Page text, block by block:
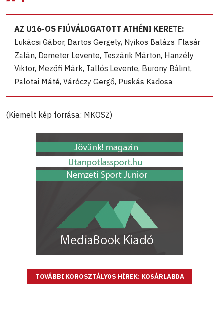
AZ U16-OS FIÚVÁLOGATOTT ATHÉNI KERETE:
Lukácsi Gábor, Bartos Gergely, Nyikos Balázs, Flasár
Zalán, Demeter Levente, Teszárik Márton, Hanzély
Viktor, Mezőfi Márk, Tallós Levente, Burony Bálint,
Palotai Máté, Váróczy Gergő, Puskás Kadosa
(Kiemelt kép forrása: MKOSZ)
TOVÁBBI KOROSZTÁLYOS HÍREK: KOSÁRLABDA